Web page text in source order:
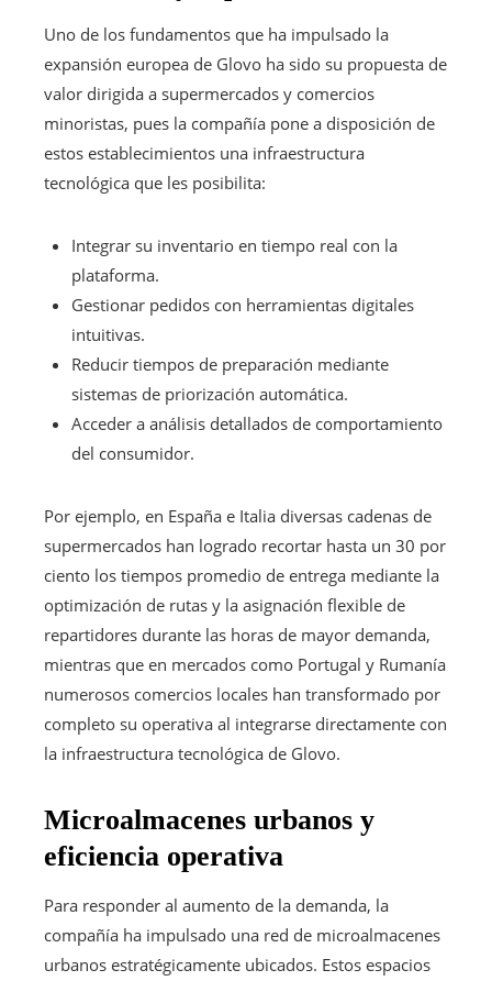
Uno de los fundamentos que ha impulsado la
expansión europea de Glovo ha sido su propuesta de
valor dirigida a supermercados y comercios
minoristas, pues la compañía pone a disposición de
estos establecimientos una infraestructura
tecnológica que les posibilita:
Integrar su inventario en tiempo real con la
plataforma.
Gestionar pedidos con herramientas digitales
intuitivas.
Reducir tiempos de preparación mediante
sistemas de priorización automática.
Acceder a análisis detallados de comportamiento
del consumidor.
Por ejemplo, en España e Italia diversas cadenas de
supermercados han logrado recortar hasta un 30 por
ciento los tiempos promedio de entrega mediante la
optimización de rutas y la asignación flexible de
repartidores durante las horas de mayor demanda,
mientras que en mercados como Portugal y Rumanía
numerosos comercios locales han transformado por
completo su operativa al integrarse directamente con
la infraestructura tecnológica de Glovo.
Microalmacenes urbanos y
eficiencia operativa
Para responder al aumento de la demanda, la
compañía ha impulsado una red de microalmacenes
urbanos estratégicamente ubicados. Estos espacios